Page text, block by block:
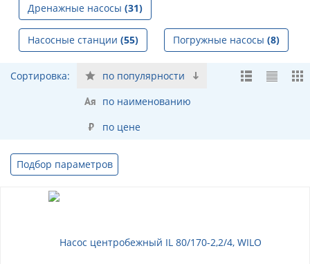
Дренажные насосы (31)
Насосные станции (55) Погружные насосы (8)
Сортировка:
по популярности
по наименованию
по цене
Подбор параметров